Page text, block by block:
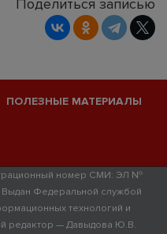
Поделиться записью
ПОЛЕЗНЫЕ МАТЕРИАЛЫ
номер СМИ: ЭЛ №
Выдан Федеральной службой
технологий и
редактор — Давыдова Ю.В.